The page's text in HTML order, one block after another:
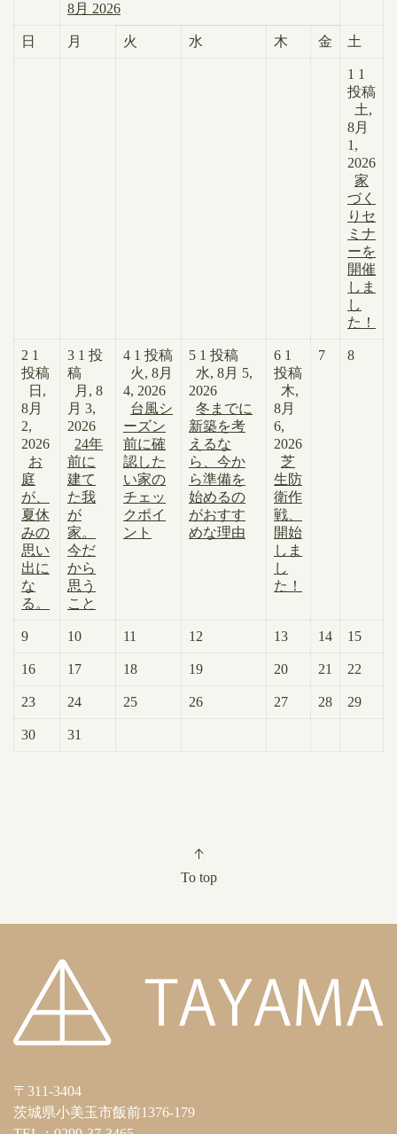
8月 2026
日 月 火 水 木 金 土
1 1
投稿
土,
8月
1,
2026
家
づく
りセ
ミナ
ーを
開催
しま
し
た！
2 1
投稿
日,
8月
2,
2026
お
庭
が、
夏休
みの
思い
出に
な
る。
3 1 投
稿
月, 8
月 3,
2026
24年
前に
建て
た我
が
家。
今だ
から
思う
こと
4 1 投稿
火, 8月
4, 2026
台風シ
ーズン
前に確
認した
い家の
チェッ
クポイ
ント
5 1 投稿
水, 8月 5,
2026
冬までに
新築を考
えるな
ら、今か
ら準備を
始めるの
がおすす
めな理由
6 1
投稿
木,
8月
6,
2026
芝
生防
衛作
戦、
開始
しま
し
た！
7 8
9 10 11 12 13 14 15
16 17 18 19 20 21 22
23 24 25 26 27 28 29
30 31
To top
〒311-3404
茨城県小美玉市飯前1376-179